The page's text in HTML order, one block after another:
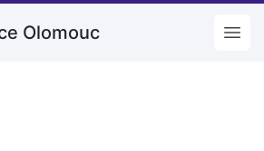
Olomouc